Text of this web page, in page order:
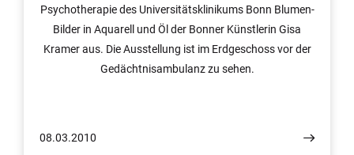
Psychotherapie des Universitätsklinikums Bonn Blumen-
Bilder in Aquarell und Öl der Bonner Künstlerin Gisa
Kramer aus. Die Ausstellung ist im Erdgeschoss vor der
Gedächtnisambulanz zu sehen.
08.03.2010